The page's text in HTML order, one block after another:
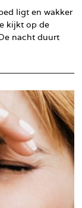
ligt en wakker
kijkt op de
nacht duurt